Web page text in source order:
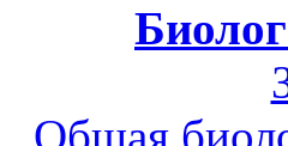
Общая